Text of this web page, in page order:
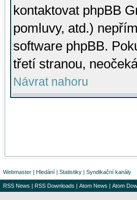
kontaktovat phpBB
pomluvy, atd.)
software phpBB.
třetí stranou,
Návrat nahoru
Webmaster | Hledání | Statistiky | Syndikační kanály
RSS News | RSS Downloads | Atom News | Atom